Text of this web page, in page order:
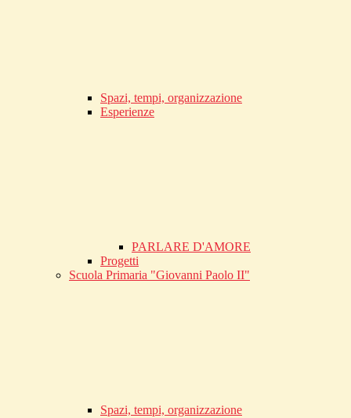
Spazi, tempi, organizzazione
Esperienze
PARLARE D'AMORE
Progetti
Scuola Primaria "Giovanni Paolo II"
Spazi, tempi, organizzazione